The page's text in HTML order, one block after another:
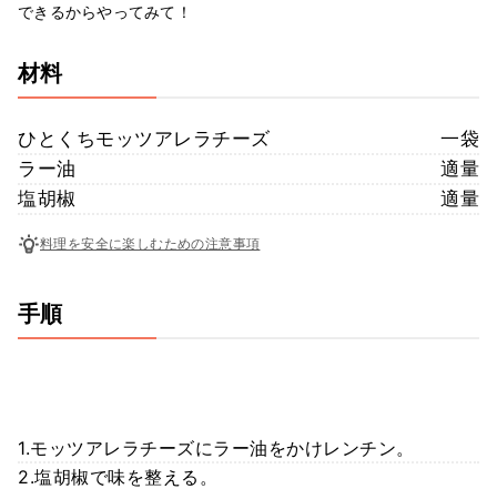
できるからやってみて！
材料
ひとくちモッツアレラチーズ
一袋
ラー油
適量
塩胡椒
適量
料理を安全に楽しむための注意事項
手順
1.モッツアレラチーズにラー油をかけレンチン。
2.塩胡椒で味を整える。